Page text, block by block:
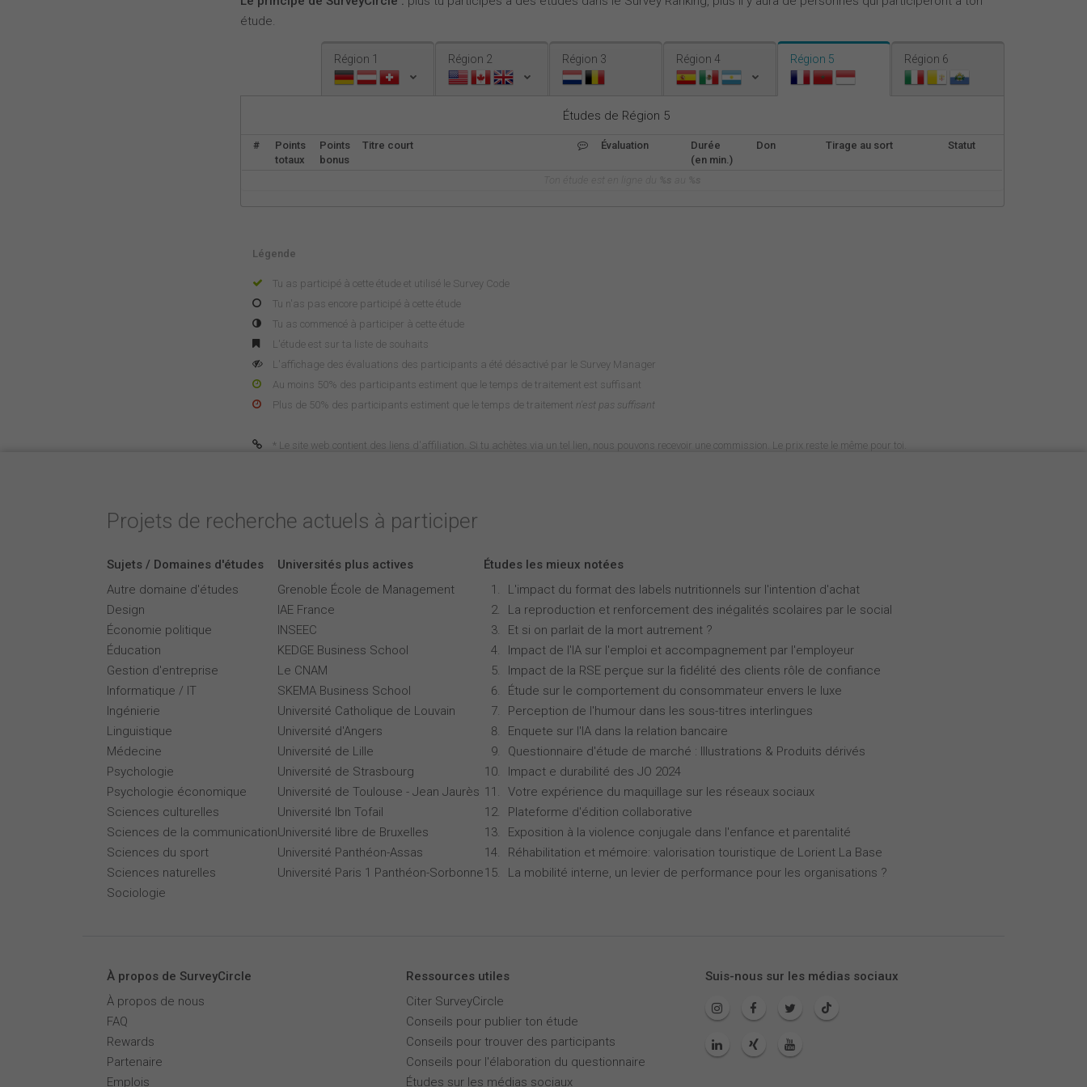
étude.
Région 1 Région 2 Région 3 Région 4 Région 5 Région 6
Études de Région 5
#
Points
totaux
Points
bonus
Titre court Évaluation
Durée
(en min.)
Don Tirage au sort Statut
Légende
Tu as participé à cette étude et utilisé le Survey Code
Tu n'as pas encore participé à cette étude
Tu as commencé à participer à cette étude
L'étude est sur ta liste de souhaits
L'affichage des évaluations des participants a été désactivé par le Survey Manager
Au moins 50% des participants estiment que le temps de traitement est suffisant
Plus de 50% des participants estiment que le temps de traitement n'est pas suffisant
* Le site web contient des liens d'affiliation. Si tu achètes via un tel lien, nous pouvons recevoir une commission. Le prix reste le même pour toi.
Projets de recherche actuels à participer
Sujets / Domaines d'études
Autre domaine d'études
Design
Économie politique
Éducation
Gestion d'entreprise
Informatique / IT
Ingénierie
Linguistique
Médecine
Psychologie
Psychologie économique
Sciences culturelles
Sciences de la communication
Sciences du sport
Sciences naturelles
Sociologie
Universités plus actives
Grenoble École de Management
IAE France
INSEEC
KEDGE Business School
Le CNAM
SKEMA Business School
Université Catholique de Louvain
Université d'Angers
Université de Lille
Université de Strasbourg
Université de Toulouse - Jean Jaurès
Université Ibn Tofail
Université libre de Bruxelles
Université Panthéon-Assas
Université Paris 1 Panthéon-Sorbonne
Études les mieux notées
L'impact du format des labels nutritionnels sur l'intention d'achat
La reproduction et renforcement des inégalités scolaires par le social
Et si on parlait de la mort autrement ?
Impact de l'IA sur l'emploi et accompagnement par l'employeur
Impact de la RSE perçue sur la fidélité des clients rôle de confiance
Étude sur le comportement du consommateur envers le luxe
Perception de l'humour dans les sous-titres interlingues
Enquete sur l'IA dans la relation bancaire
Questionnaire d'étude de marché : Illustrations & Produits dérivés
Impact e durabilité des JO 2024
Votre expérience du maquillage sur les réseaux sociaux
Plateforme d'édition collaborative
Exposition à la violence conjugale dans l'enfance et parentalité
Réhabilitation et mémoire: valorisation touristique de Lorient La Base
La mobilité interne, un levier de performance pour les organisations ?
À propos de SurveyCircle
À propos de nous
FAQ
Rewards
Partenaire
Emplois
Ressources utiles
Citer SurveyCircle
Conseils pour publier ton étude
Conseils pour trouver des participants
Conseils pour l'élaboration du questionnaire
Études sur les médias sociaux
Suis-nous sur les médias sociaux
Español